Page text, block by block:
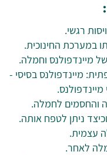
רגשי.
במערכת החינוכית.
מיינדפולנס וחמלה.
מיינדפולנס בסיסי -
והחסמים לחמלה.
ניתן לטפח אותה.
עצמית.
לאחר.